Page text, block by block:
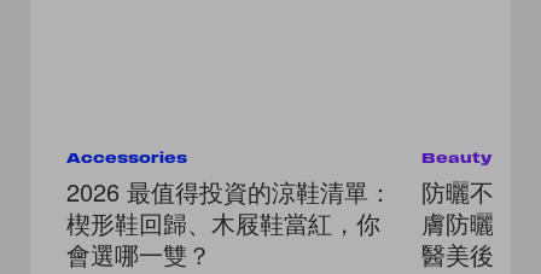
Accessories
2026 最值得投資的涼鞋清單：
楔形鞋回歸、木屐鞋當紅，你
會選哪一雙？
Beauty
防曬不只
膚防曬」
醫美後修